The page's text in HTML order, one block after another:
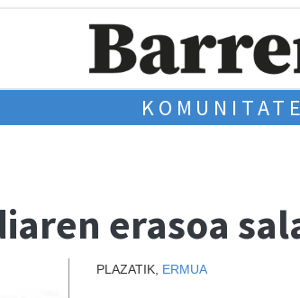
erasoa
PLAZATIK, ERMUA